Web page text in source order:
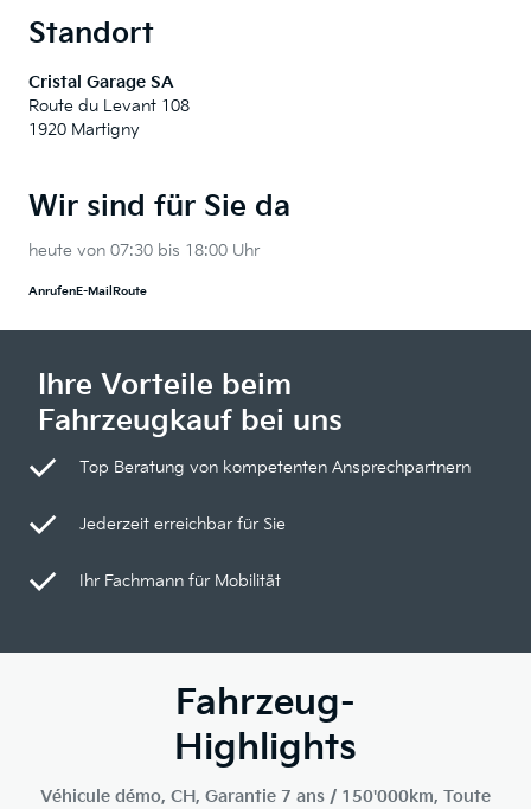
Standort
Cristal Garage SA
Route du Levant 108
1920 Martigny
Wir sind für Sie da
heute von 07:30 bis 18:00 Uhr
AnrufenE-Mail Route
Ihre Vorteile beim
Fahrzeugkauf bei uns
Top Beratung von kompetenten Ansprechpartnern
Jederzeit erreichbar für Sie
Ihr Fachmann für Mobilität
Fahrzeug-
Highlights
Véhicule démo, CH, Garantie 7 ans / 150'000km, Toute